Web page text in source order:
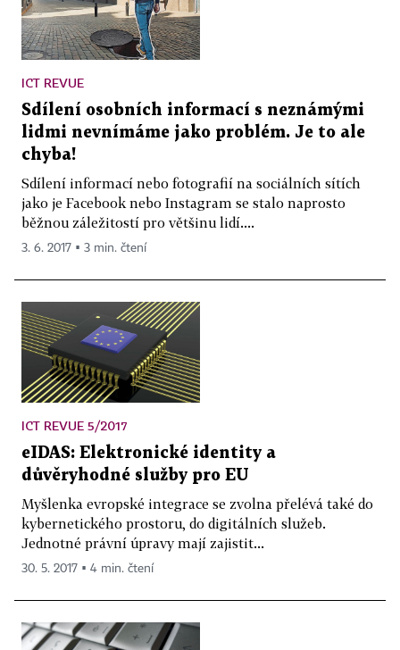
ICT REVUE
Sdílení osobních informací s neznámými
lidmi nevnímáme jako problém. Je to ale
chyba!
Sdílení informací nebo fotografií na sociálních sítích
jako je Facebook nebo Instagram se stalo naprosto
běžnou záležitostí pro většinu lidí....
3. 6. 2017 ▪ 3 min. čtení
ICT REVUE 5/2017
eIDAS: Elektronické identity a
důvěryhodné služby pro EU
Myšlenka evropské integrace se zvolna přelévá také do
kybernetického prostoru, do digitálních služeb.
Jednotné právní úpravy mají zajistit...
30. 5. 2017 ▪ 4 min. čtení